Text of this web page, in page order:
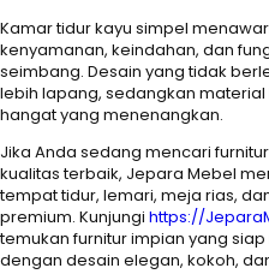
Kamar tidur kayu simpel
kenyamanan, keindahan, dan
seimbang. Desain yang tidak
lebih lapang, sedangkan
hangat yang menenangkan.
Jika Anda sedang mencari
kualitas terbaik, Jepara Mebel
tempat tidur, lemari, meja rias,
premium. Kunjungi https://
temukan furnitur impian yang
dengan desain elegan, kokoh,